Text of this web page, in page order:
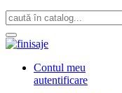
Contul meu
autentificare